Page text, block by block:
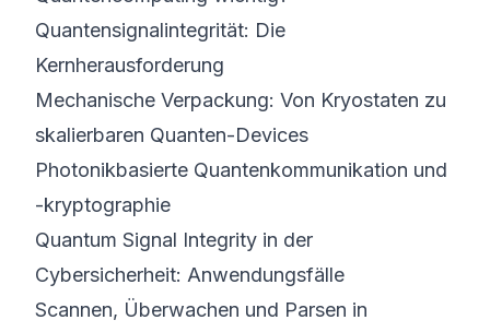
Quantensignalintegrität: Die
Kernherausforderung
Mechanische Verpackung: Von Kryostaten zu
skalierbaren Quanten-Devices
Photonikbasierte Quantenkommunikation und
-kryptographie
Quantum Signal Integrity in der
Cybersicherheit: Anwendungsfälle
Scannen, Überwachen und Parsen in